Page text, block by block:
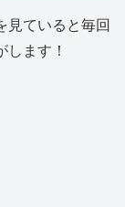
見ていると毎回
します！